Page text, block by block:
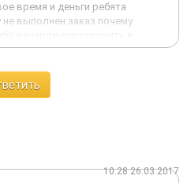
время и деньги ребята
выполнен заказ почему
вечером перезвонить и
невнятное жевание. Пришлось
от заказа, похоже
понравилось. С таким
чем срывать все планы -
компания- подход
Партнеров себе нормальных
компания. Смените
не умеют, пусть идут10:28 26.03.2017